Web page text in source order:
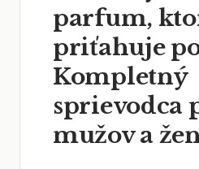
parfum,
priťahuje
Kompletný
sprievodca
mužov a